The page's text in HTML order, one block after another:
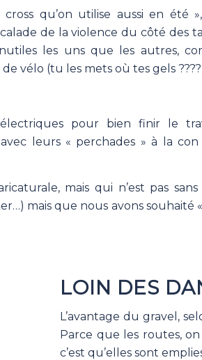
cross qu’on utilise aussi en été
de la violence du côté des
les uns que les autres,
vélo (tu les mets où tes gels
pour bien finir le
leurs « perchades » à la
mais qui n’est pas
mais que nous avons souhaité
LOIN DES
L’avantage du gravel,
Parce que les routes,
c’est qu’elles sont